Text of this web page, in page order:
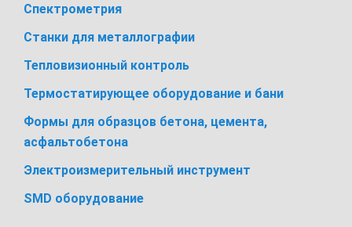
Спектрометрия
Станки для металлографии
Тепловизионный контроль
Термостатирующее оборудование и бани
Формы для образцов бетона, цемента,
асфальтобетона
Электроизмерительный инструмент
SMD оборудование